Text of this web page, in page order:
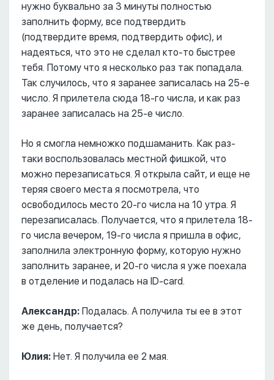
нужно буквально за 3 минуты полностью
заполнить форму, все подтвердить
(подтвердите время, подтвердить офис), и
надеяться, что это не сделал кто-то быстрее
тебя. Потому что я несколько раз так попадала.
Так случилось, что я заранее записалась на 25-е
число. Я прилетела сюда 18-го числа, и как раз
заранее записалась на 25-е число.
Но я смогла немножко подшаманить. Как раз-
таки воспользовалась местной фишкой, что
можно перезаписаться. Я открыла сайт, и еще не
теряя своего места я посмотрела, что
освободилось место 20-го числа на 10 утра. Я
перезаписалась. Получается, что я прилетела 18-
го числа вечером, 19-го числа я пришла в офис,
заполнила электронную форму, которую нужно
заполнить заранее, и 20-го числа я уже поехала
в отделение и подалась на ID-card.
Александр: Подалась. А получила ты ее в этот
же день, получается?
Юлия: Нет. Я получила ее 2 мая.